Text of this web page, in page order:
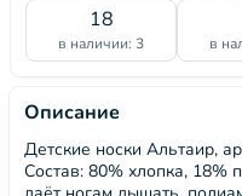
18
в наличии: 3 в
Описание
Детские носки Альтаир,
Состав: 80% хлопка, 18%